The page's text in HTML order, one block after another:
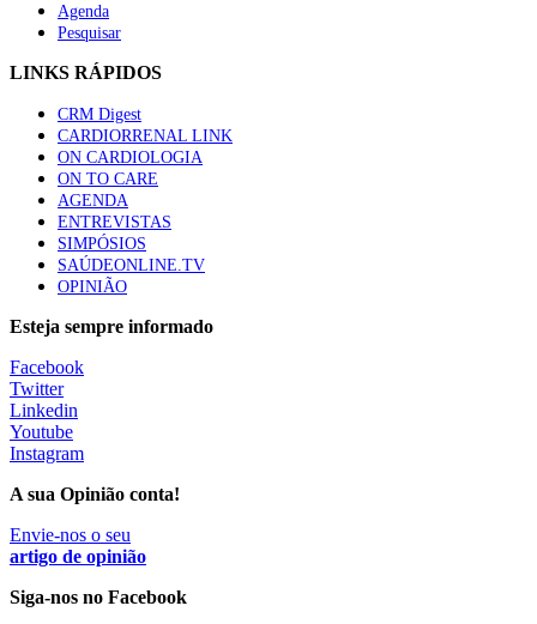
Trodelvy aprovado para primeira linha no cancro da
elegíveis para inibidores PD-(L)1
Especialistas defendem mais potássio na alimentação
para ajudar a controlar a hipertensão
57 visualizações
MAIS NOTÍCIAS
Sindicato diz que nova carreira de médicos dentistas reforça
estabilidade no SNS
6 Ago, 2026
Mais de 400 utentes beneficiaram de comparticipação reforçada
para tratamentos de infertilidade na Madeira
6 Ago, 2026|0 Comments
Agenda
Pesquisar
LINKS RÁPIDOS
CRM Digest
CARDIORRENAL LINK
ON CARDIOLOGIA
ON TO CARE
AGENDA
ENTREVISTAS
SIMPÓSIOS
SAÚDEONLINE.TV
OPINIÃO
Esteja sempre informado
Facebook
Twitter
Linkedin
Youtube
Instagram
A sua Opinião conta!
Envie-nos o seu
artigo de opinião
Siga-nos no Facebook